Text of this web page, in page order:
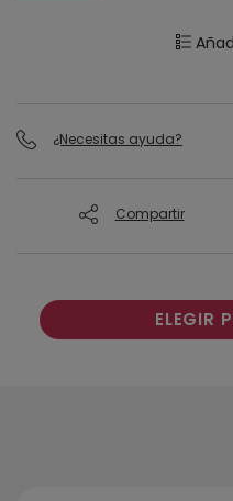
¿Necesitas ayuda?
Compartir
ELEGIR